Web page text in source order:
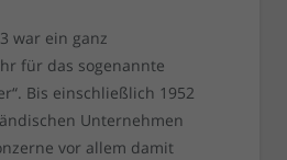
war ein ganz
für das sogenannte
Bis einschließlich 1952
Unternehmen
vor allem damit